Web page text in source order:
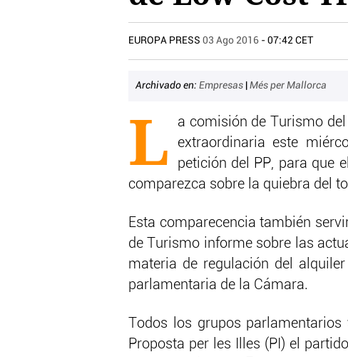
EUROPA PRESS 03 Ago 2016 - 07:42 CET
Archivado en: Empresas Més per Mallorca
L
a comisión de Turismo
extraordinaria este
petición del PP, para que
comparezca sobre la quiebra del
Esta comparecencia también
de Turismo informe sobre las
materia de regulación del
parlamentaria de la Cámara.
Todos los grupos
Proposta per les Illes (PI) el